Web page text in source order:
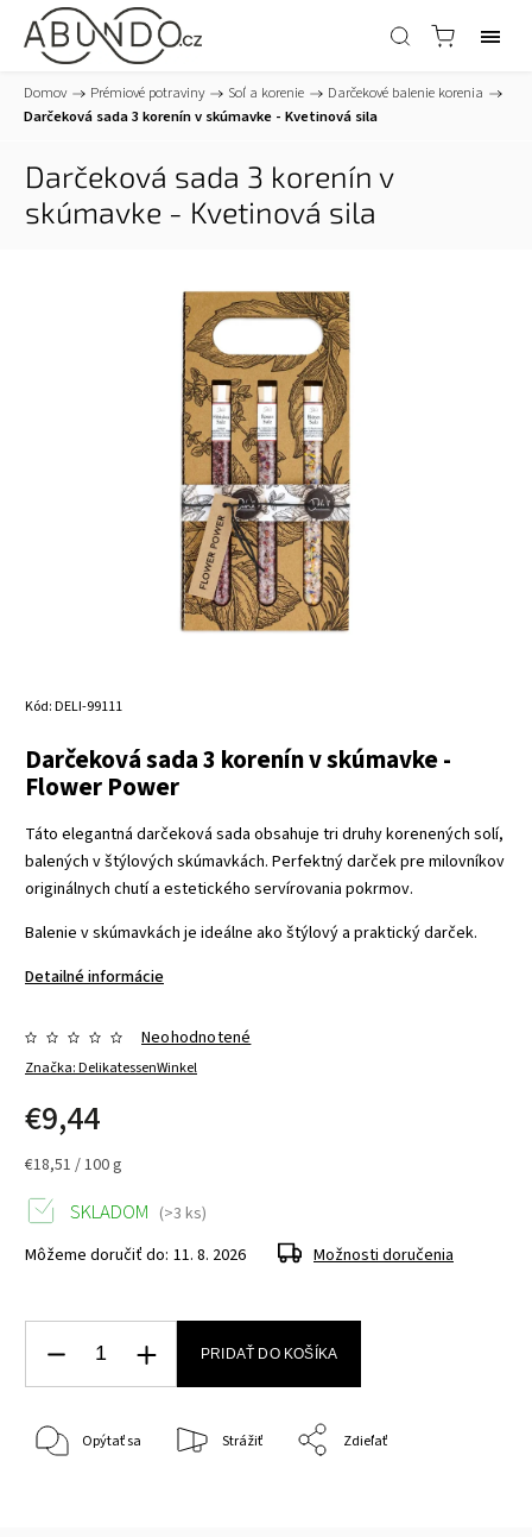
Domov / Prémiové potraviny / Soľ a korenie / Darčekové balenie korenia /
Darčeková sada 3 korenín v skúmavke - Kvetinová sila
Darčeková sada 3 korenín v
skúmavke - Kvetinová sila
Kód:DELI-99111
Darčeková sada 3 korenín v skúmavke -
Flower Power
Táto elegantná darčeková sada obsahuje tri druhy korenených solí,
balených v štýlových skúmavkách. Perfektný darček pre milovníkov
originálnych chutí a estetického servírovania pokrmov.
Balenie v skúmavkách je ideálne ako štýlový a praktický darček.
Detailné informácie
Značka:DelikatessenWinkel
Neohodnotené
€9,44
€18,51 / 100 g
SKLADOM (>3 ks)
Môžeme doručiť do: 11. 8. 2026 Možnosti doručenia
PRIDAŤ DO KOŠÍKA
Opýtať sa Strážiť Zdieľať